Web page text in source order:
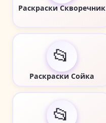
Раскраски Скворечник
📂
Раскраски Сойка
📂